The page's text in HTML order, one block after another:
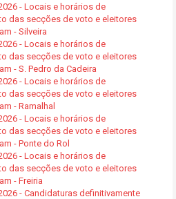
- Locais e horários de
das secções de voto e eleitores
- Silveira
- Locais e horários de
das secções de voto e eleitores
- S. Pedro da Cadeira
- Locais e horários de
das secções de voto e eleitores
- Ramalhal
- Locais e horários de
das secções de voto e eleitores
- Ponte do Rol
- Locais e horários de
das secções de voto e eleitores
- Freiria
- Candidaturas definitivamente